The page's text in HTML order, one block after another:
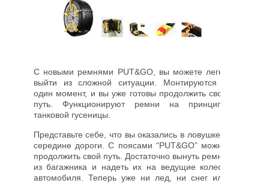
С новыми ремнями PUT&GO, вы можете легко
выйти из сложной ситуации. Монтируются в
один момент, и вы уже готовы продолжить свой
путь. Функционируют ремни на принципе
танковой гусеницы.
Представьте себе, что вы оказались в ловушке в
середине дороги. С поясами “PUT&GO” можно
продолжить свой путь. Достаточно вынуть ремни
из багажника и надеть их на ведущие колеса
автомобиля. Теперь уже ни лед, ни снег или